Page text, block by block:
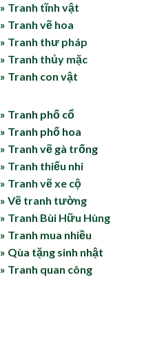
» Tranh tĩnh vật
» Tranh vẽ hoa
» Tranh thư pháp
» Tranh thủy mặc
» Tranh con vật
» Tranh phố cổ
» Tranh phố hoa
» Tranh vẽ gà trống
» Tranh thiếu nhi
» Tranh vẽ xe cộ
» Vẽ tranh tường
» Tranh Bùi Hữu Hùng
» Tranh mua nhiều
» Qùa tặng sinh nhật
» Tranh quan công